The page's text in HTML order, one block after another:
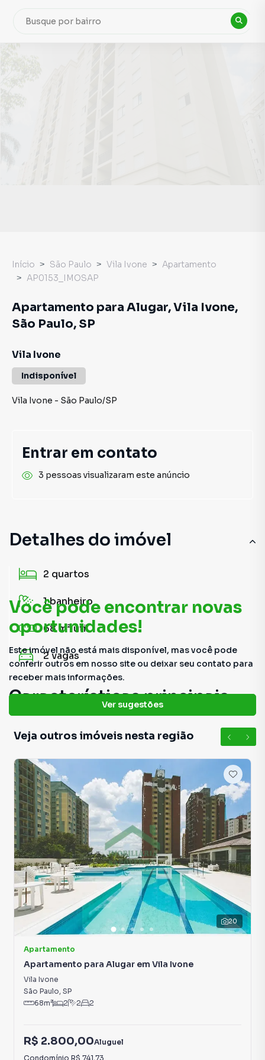
Você pode encontrar novas
oportunidades!
Este imóvel não está mais disponível, mas você pode
conferir outros em nosso site ou deixar seu contato para
receber mais informações.
Ver sugestões
Detalhes do imóvel
2 quartos
1banheiro
68 m² útil
2vagas
Características principais
Piscina
Sala
Veja outros imóveis nesta região
20
Apartamento
Apartamento para Alugar em Vila Ivone
Vila Ivone
São Paulo, SP
68m² 2 2 2
R$ 2.800,00Aluguel
Condomínio R$ 741,73
Início São Paulo Vila Ivone
Apartamento
AP0153_IMOSAP
Apartamento para Alugar, Vila Ivone,
São Paulo, SP
Vila Ivone
Indisponível
Vila Ivone - São Paulo/SP
Entrar em contato
3 pessoas visualizaram este anúncio